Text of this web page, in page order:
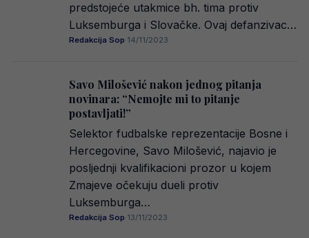
predstojeće utakmice bh. tima protiv
Luksemburga i Slovačke. Ovaj defanzivac…
Redakcija Sop·14/11/2023
Savo Milošević nakon jednog pitanja
novinara: “Nemojte mi to pitanje
postavljati!”
Selektor fudbalske reprezentacije Bosne i
Hercegovine, Savo Milošević, najavio je
posljednji kvalifikacioni prozor u kojem
Zmajeve očekuju dueli protiv
Luksemburga…
Redakcija Sop·13/11/2023